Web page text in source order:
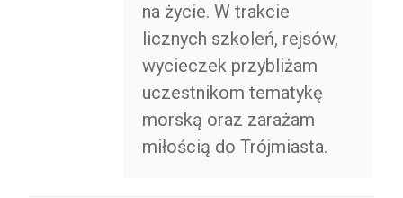
na życie. W trakcie
licznych szkoleń, rejsów,
wycieczek przybliżam
uczestnikom tematykę
morską oraz zarażam
miłością do Trójmiasta.